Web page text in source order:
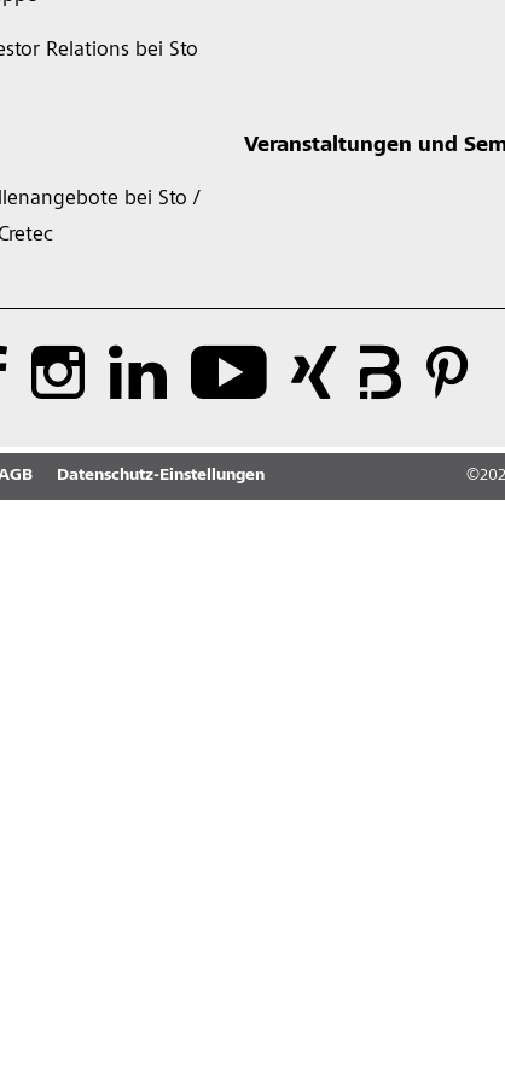
Relations bei Sto
bei Sto /
Veranstaltungen und
Datenschutz-Einstellungen ©